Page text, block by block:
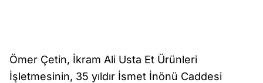
Ömer Çetin, İkram Ali Usta Et Ürünleri
İşletmesinin, 35 yıldır İsmet İnönü Caddesi